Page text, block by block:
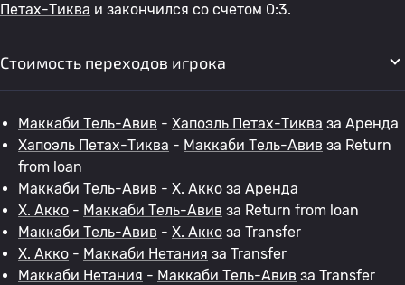
Петах-Тиква и закончился со счетом 0:3.
Стоимость переходов игрока
Маккаби Тель-Авив - Хапоэль Петах-Тиква за Аренда
Хапоэль Петах-Тиква - Маккаби Тель-Авив за Return
from loan
Маккаби Тель-Авив - Х. Акко за Аренда
Х. Акко - Маккаби Тель-Авив за Return from loan
Маккаби Тель-Авив - Х. Акко за Transfer
Х. Акко - Маккаби Нетания за Transfer
Маккаби Нетания - Маккаби Тель-Авив за Transfer